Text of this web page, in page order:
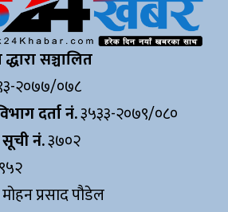
सञ्चालित
२०७७/०७८
दर्ता नं.३५३३-२०७९/०८०
नं.३७०२
मोहन प्रसाद पौडेल